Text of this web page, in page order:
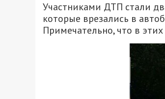
Участниками ДТП стали
которые врезались в
Примечательно, что в